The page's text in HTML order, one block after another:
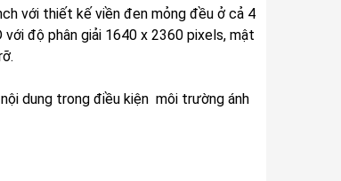
với thiết kế viền đen mỏng đều ở cả 4
độ phân giải 1640 x 2360 pixels, mật
dung trong điều kiện môi trường ánh